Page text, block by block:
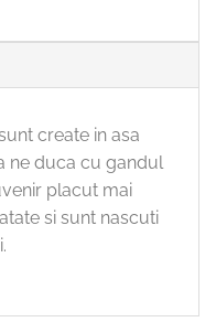
create in asa
ne duca cu gandul
placut mai
si sunt nascuti